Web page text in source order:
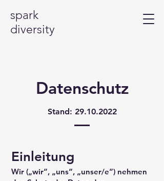
spark
diversity
Datenschutz
Stand: 29.10.2022
Einleitung
Wir („wir“, „uns“, „unser/e“) nehmen